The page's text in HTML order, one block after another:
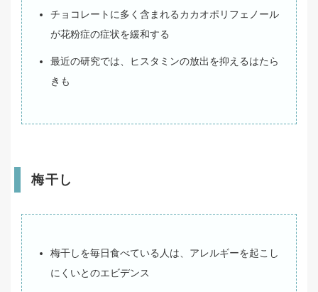
チョコレートに多く含まれるカカオポリフェノール
が花粉症の症状を緩和する
最近の研究では、ヒスタミンの放出を抑えるはたら
きも
梅干し
梅干しを毎日食べている人は、アレルギーを起こし
にくいとのエビデンス